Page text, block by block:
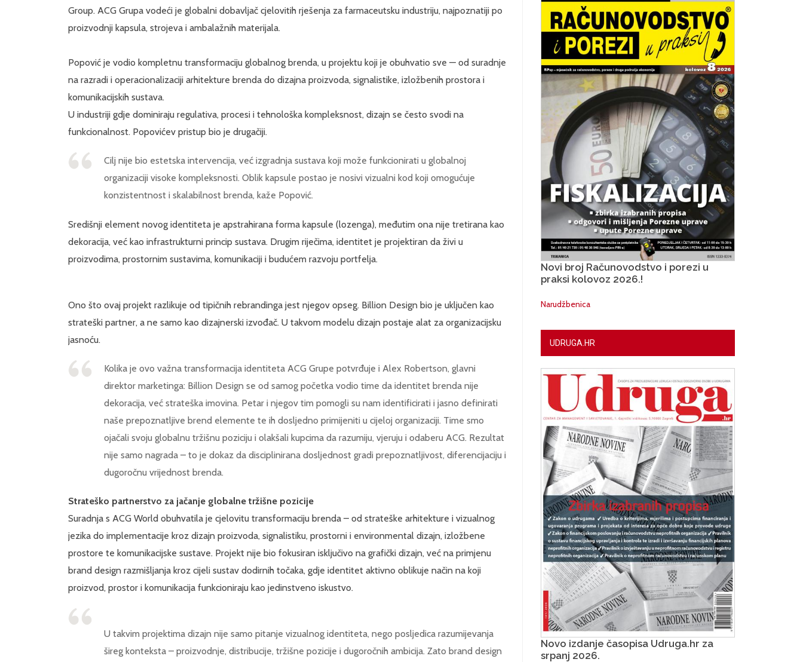
Group. ACG Grupa vodeći je globalni dobavljač cjelovitih rješenja za farmaceutsku industriju, najpoznatiji po
proizvodnji kapsula, strojeva i ambalažnih materijala.
Popović je vodio kompletnu transformaciju globalnog brenda, u projektu koji je obuhvatio sve — od suradnje
na razradi i operacionalizaciji arhitekture brenda do dizajna proizvoda, signalistike, izložbenih prostora i
komunikacijskih sustava.
U industriji gdje dominiraju regulativa, procesi i tehnološka kompleksnost, dizajn se često svodi na
funkcionalnost. Popovićev pristup bio je drugačiji.
Cilj nije bio estetska intervencija, već izgradnja sustava koji može funkcionirati u globalnoj
organizaciji visoke kompleksnosti. Oblik kapsule postao je nosivi vizualni kod koji omogućuje
konzistentnost i skalabilnost brenda, kaže Popović.
Središnji element novog identiteta je apstrahirana forma kapsule (lozenga), međutim ona nije tretirana kao
dekoracija, već kao infrastrukturni princip sustava. Drugim riječima, identitet je projektiran da živi u
proizvodima, prostornim sustavima, komunikaciji i budućem razvoju portfelja.
Ono što ovaj projekt razlikuje od tipičnih rebrandinga jest njegov opseg. Billion Design bio je uključen kao
strateški partner, a ne samo kao dizajnerski izvođač. U takvom modelu dizajn postaje alat za organizacijsku
jasnoću.
Kolika je ovo važna transformacija identiteta ACG Grupe potvrđuje i Alex Robertson, glavni
direktor marketinga: Billion Design se od samog početka vodio time da identitet brenda nije
dekoracija, već strateška imovina. Petar i njegov tim pomogli su nam identificirati i jasno definirati
naše prepoznatljive brend elemente te ih dosljedno primijeniti u cijeloj organizaciji. Time smo
ojačali svoju globalnu tržišnu poziciju i olakšali kupcima da razumiju, vjeruju i odaberu ACG. Rezultat
nije samo nagrada – to je dokaz da disciplinirana dosljednost gradi prepoznatljivost, diferencijaciju i
dugoročnu vrijednost brenda.
Strateško partnerstvo za jačanje globalne tržišne pozicije
Suradnja s ACG World obuhvatila je cjelovitu transformaciju brenda – od strateške arhitekture i vizualnog
jezika do implementacije kroz dizajn proizvoda, signalistiku, prostorni i environmental dizajn, izložbene
prostore te komunikacijske sustave. Projekt nije bio fokusiran isključivo na grafički dizajn, već na primjenu
brand design razmišljanja kroz cijeli sustav dodirnih točaka, gdje identitet aktivno oblikuje način na koji
proizvod, prostor i komunikacija funkcioniraju kao jedinstveno iskustvo.
U takvim projektima dizajn nije samo pitanje vizualnog identiteta, nego posljedica razumijevanja
šireg konteksta – proizvodnje, distribucije, tržišne pozicije i dugoročnih ambicija. Zato brand design
Novi broj Računovodstvo i porezi u
praksi kolovoz 2026.!
Narudžbenica
UDRUGA.HR
Novo izdanje časopisa Udruga.hr za
srpanj 2026.